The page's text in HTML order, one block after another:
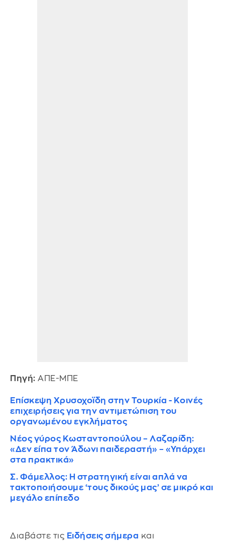
Πηγή: ΑΠΕ-ΜΠΕ
Επίσκεψη Χρυσοχοϊδη στην Τουρκία - Κοινές
επιχειρήσεις για την αντιμετώπιση του
οργανωμένου εγκλήματος
Νέος γύρος Κωσταντοπούλου – Λαζαρίδη:
«Δεν είπα τον Άδωνι παιδεραστή» – «Υπάρχει
στα πρακτικά»
Σ. Φάμελλος: Η στρατηγική είναι απλά να
τακτοποιήσουμε ‘τους δικούς μας’ σε μικρό και
μεγάλο επίπεδο
Διαβάστε τις Ειδήσεις σήμερα και